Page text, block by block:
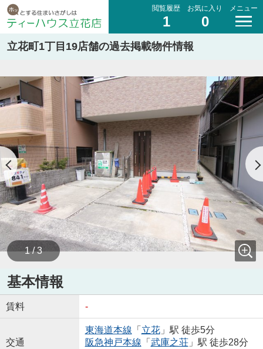
閲覧履歴
1
お気に入り
0
メニュー
立花町1丁目19店舗の過去掲載物件情報
1 / 3
基本情報
賃料 -
交通
東海道本線 「 立花」駅 徒歩5分
阪急神戸本線 「 武庫之荘」駅 徒歩28分